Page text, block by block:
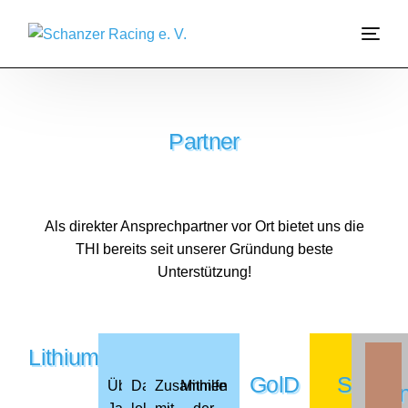
Sponsoren 2021
Partner
Als direkter Ansprechpartner vor Ort bietet uns die
THI bereits seit unserer Gründung beste
Unterstützung!
Lithium
Mithilfe
GolD Silber
ÜberDasZusammen
Sponsoring